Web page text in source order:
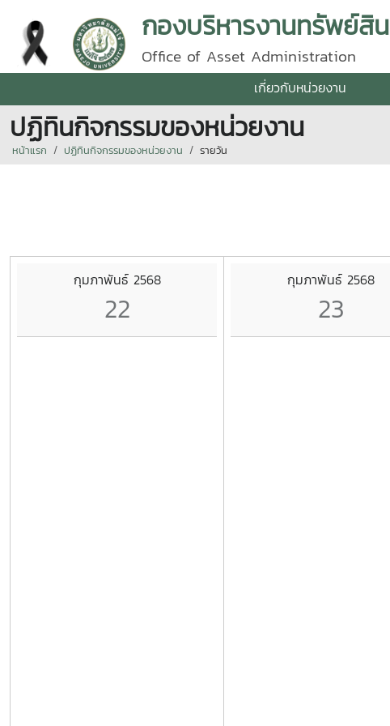
กองบริหารงานทรัพย์สิ
Office of Asset Administration
เกี่ยวกับหน่วยงาน
ปฏิทินกิจกรรมของหน่วยงาน
หน้าแรก ปฏิทินกิจกรรมของหน่วยงาน รายวัน
กุมภาพันธ์ 2568
22
กุมภาพันธ์ 2568
23